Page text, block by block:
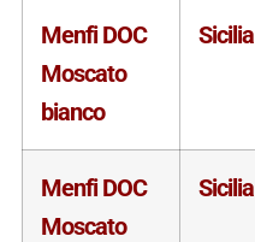
Menfi DOC
Moscato
bianco
Sicilia
Menfi DOC
Moscato
Sicilia